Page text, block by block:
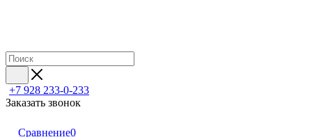
+7 928 233-0-233
Заказать звонок
Сравнение0